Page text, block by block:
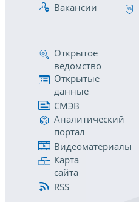
Вакансии
Открытое
ведомство
Открытые
данные
СМЭВ
Аналитический
портал
Видеоматериалы
Карта
сайта
RSS